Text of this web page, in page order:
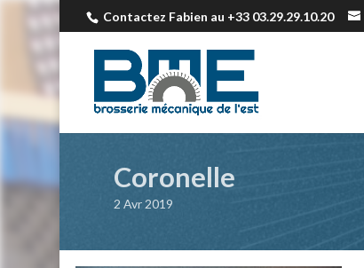
Contactez Fabien au +33 03.29.29.10.20
Coronelle
2 Avr 2019